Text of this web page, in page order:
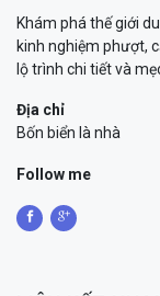
Khám phá thế giới
kinh nghiệm phượt,
lộ trình chi tiết và
Địa chỉ
Bốn biển là nhà
Follow me